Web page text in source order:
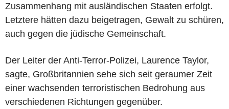
Zusammenhang mit ausländischen Staaten erfolgt.
Letztere hätten dazu beigetragen, Gewalt zu schüren,
auch gegen die jüdische Gemeinschaft.
Der Leiter der Anti-Terror-Polizei, Laurence Taylor,
sagte, Großbritannien sehe sich seit geraumer Zeit
einer wachsenden terroristischen Bedrohung aus
verschiedenen Richtungen gegenüber.